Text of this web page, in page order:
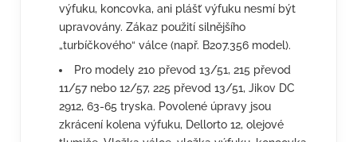
výfuku, koncovka, ani plášť výfuku nesmí být
upravovány. Zákaz použití silnějšího
„turbíčkového“ válce (např. B207.356 model).
Pro modely 210 převod 13/51, 215 převod
11/57 nebo 12/57, 225 převod 13/51, Jikov DC
2912, 63-65 tryska. Povolené úpravy jsou
zkrácení kolena výfuku, Dellorto 12, olejové